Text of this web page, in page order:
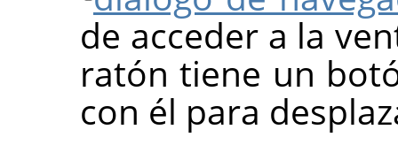
de acceder a la
ratón tiene un
con él para